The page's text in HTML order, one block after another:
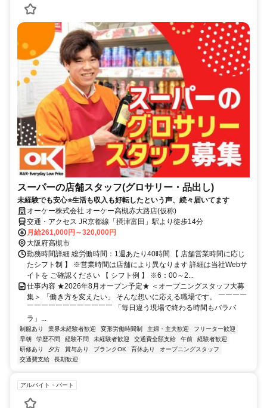
スーパーの店舗スタッフ(グロサリー・品出し)
未経験でも安心⭐生活も収入も好転したという声、続々届いてます
オーケー株式会社 オーケー高槻赤大路店(仮称)
交通・アクセス JR京都線「摂津富田」駅より徒歩14分
月給261,000円～320,000円
大阪府高槻市
勤務時間詳細 総労働時間：1週あたり40時間 【 店舗営業時間に応じ
たシフト制 】 ※営業時間は店舗により異なります 詳細は当社Webサ
イトを ご確認ください 【 シフト例 】 ※6：00～2...
仕事内容 ★2026年8月オープン予定★ ＜オープニングスタッフ大募
集＞ 「働き方を変えたい」 そんな想いに応える職場です。 ￣￣￣￣
￣￣￣￣￣￣￣￣￣￣￣￣ 「毎日違う現場で終わる時間もバラバ
ラ」...
制服あり 業界未経験者歓迎 変形労働時間制 主婦・主夫歓迎
フリーター歓迎
早朝
学歴不問 経験不問 未経験者歓迎 交通費全額支給 午前
経験者歓迎
研修あり
夕方 賞与あり ブランクOK 育休あり
オープニングスタッフ
交通費支給
長期歓迎
アルバイト・パート